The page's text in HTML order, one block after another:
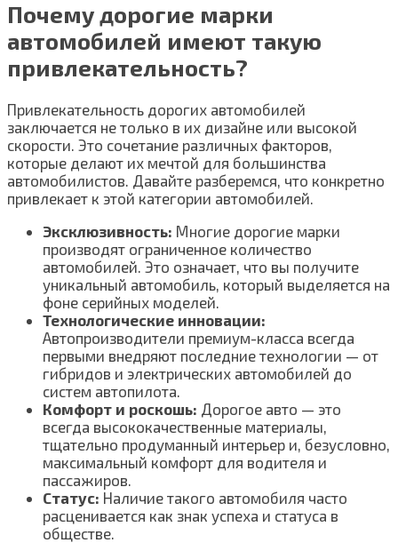
Почему дорогие марки
автомобилей имеют такую
привлекательность?
Привлекательность дорогих автомобилей
заключается не только в их дизайне или высокой
скорости. Это сочетание различных факторов,
которые делают их мечтой для большинства
автомобилистов. Давайте разберемся, что конкретно
привлекает к этой категории автомобилей.
Эксклюзивность: Многие дорогие марки
производят ограниченное количество
автомобилей. Это означает, что вы получите
уникальный автомобиль, который выделяется на
фоне серийных моделей.
Технологические инновации:
Автопроизводители премиум-класса всегда
первыми внедряют последние технологии — от
гибридов и электрических автомобилей до
систем автопилота.
Комфорт и роскошь: Дорогое авто — это
всегда высококачественные материалы,
тщательно продуманный интерьер и, безусловно,
максимальный комфорт для водителя и
пассажиров.
Статус: Наличие такого автомобиля часто
расценивается как знак успеха и статуса в
обществе.